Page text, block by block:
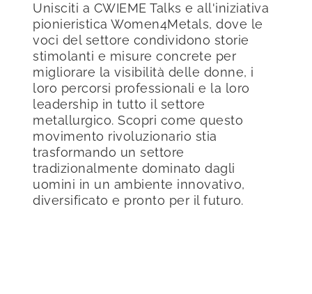
Unisciti a CWIEME Talks e all'iniziativa
pionieristica Women4Metals, dove le
voci del settore condividono storie
stimolanti e misure concrete per
migliorare la visibilità delle donne, i
loro percorsi professionali e la loro
leadership in tutto il settore
metallurgico. Scopri come questo
movimento rivoluzionario stia
trasformando un settore
tradizionalmente dominato dagli
uomini in un ambiente innovativo,
diversificato e pronto per il futuro.